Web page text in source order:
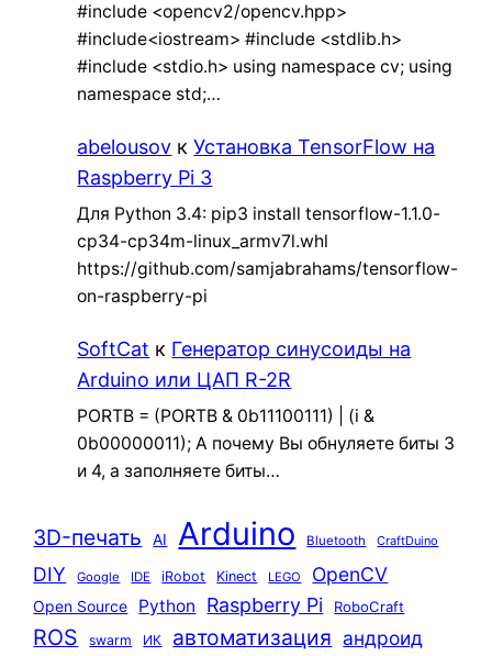
#include <opencv2/opencv.hpp>
#include<iostream> #include <stdlib.h>
#include <stdio.h> using namespace cv; using
namespace std;…
abelousov кУстановка TensorFlow на
Raspberry Pi 3
Для Python 3.4: pip3 install tensorflow-1.1.0-
cp34-cp34m-linux_armv7l.whl
https://github.com/samjabrahams/tensorflow-
on-raspberry-pi
SoftCat к Генератор синусоиды на
Arduino или ЦАП R-2R
PORTB = (PORTB & 0b11100111) | (i &
0b00000011); А почему Вы обнуляете биты 3
и 4, а заполняете биты…
3D-печать AI Arduino Bluetooth CraftDuino
DIY Google IDE iRobot Kinect LEGO OpenCV
Open Source Python Raspberry Pi RoboCraft
ROS swarm ИК автоматизация андроид